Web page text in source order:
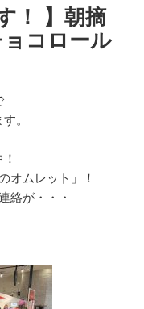
！ 】朝摘
コロール
。
オムレット」！
絡が・・・